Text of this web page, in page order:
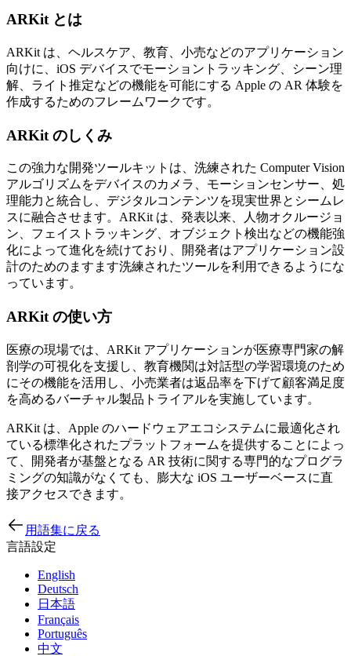
ARKit とは
ARKit は、ヘルスケア、教育、小売などのアプリケーション
向けに、iOS デバイスでモーショントラッキング、シーン理
解、ライト推定などの機能を可能にする Apple の AR 体験を
作成するためのフレームワークです。
ARKit のしくみ
この強力な開発ツールキットは、洗練された Computer Vision
アルゴリズムをデバイスのカメラ、モーションセンサー、処
理能力と統合し、デジタルコンテンツを現実世界とシームレ
スに融合させます。ARKit は、発表以来、人物オクルージョ
ン、フェイストラッキング、オブジェクト検出などの機能強
化によって進化を続けており、開発者はアプリケーション設
計のためのますます洗練されたツールを利用できるようにな
っています。
ARKit の使い方
医療の現場では、ARKit アプリケーションが医療専門家の解
剖学の可視化を支援し、教育機関は対話型の学習環境のため
にその機能を活用し、小売業者は返品率を下げて顧客満足度
を高めるバーチャル製品トライアルを実施しています。
ARKit は、Apple のハードウェアエコシステムに最適化され
ている標準化されたプラットフォームを提供することによっ
て、開発者が基盤となる AR 技術に関する専門的なプログラ
ミングの知識がなくても、膨大な iOS ユーザーベースに直
接アクセスできます。
用語集に戻る
言語設定
English
Deutsch
日本語
Français
Português
中文